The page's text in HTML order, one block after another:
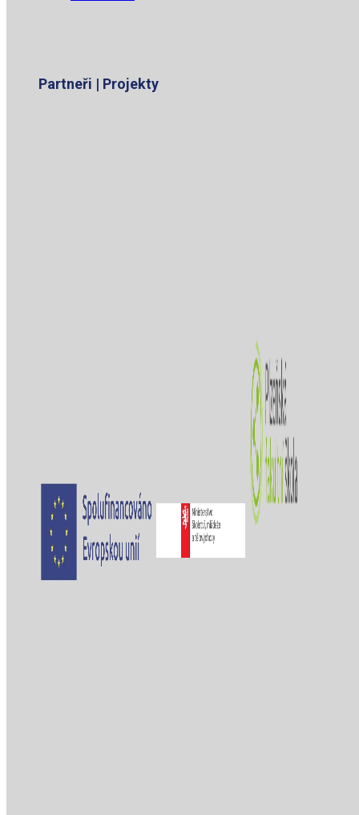
Partneři | Projekty